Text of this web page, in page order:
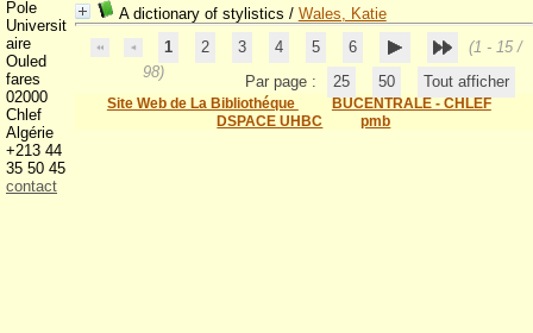
A dictionary of stylistics / Wales, Katie
1
2 3 4 5 6
(1 - 15 /
98)
Par page : 25 50 Tout afficher
Site Web de La Bibliothéque
BUCENTRALE - CHLEF
DSPACE UHBC
pmb
Pole
Universit
aire
Ouled
fares
02000
Chlef
Algérie
+213 44
35 50 45
contact